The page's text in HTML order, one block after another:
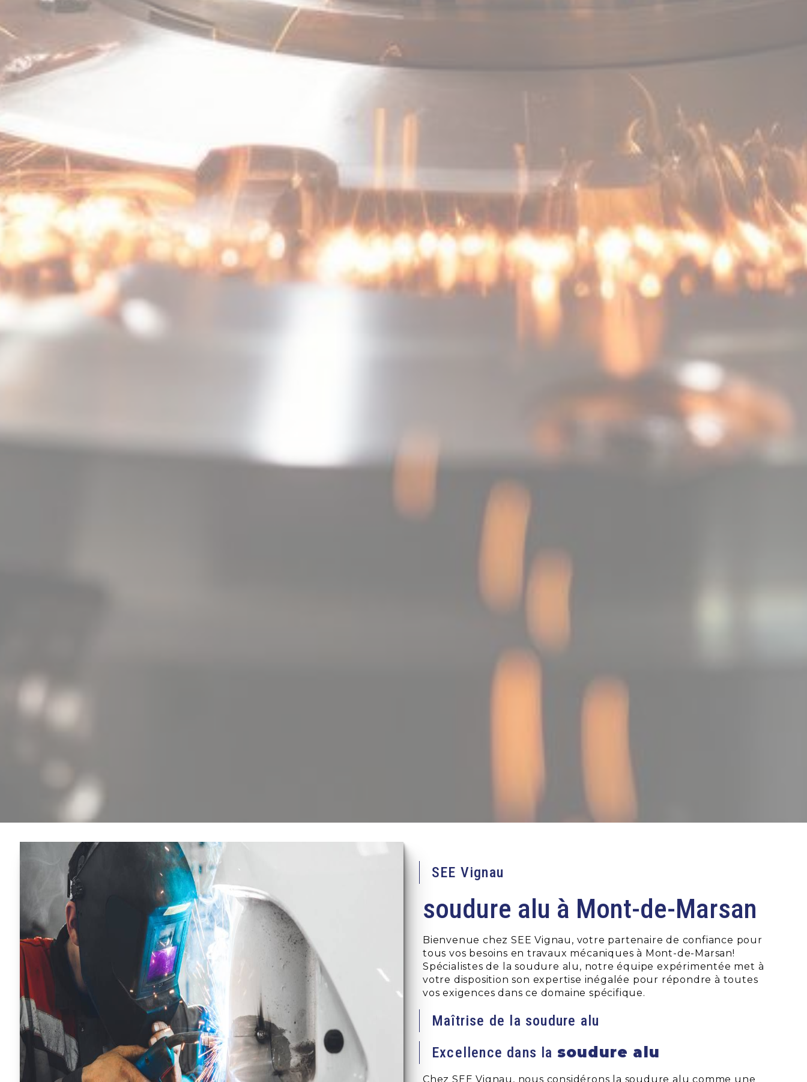
SEE Vignau
soudure alu à Mont-de-Marsan
Bienvenue chez SEE Vignau, votre partenaire de confiance pour
tous vos besoins en travaux mécaniques à Mont-de-Marsan!
Spécialistes de la soudure alu, notre équipe expérimentée met à
votre disposition son expertise inégalée pour répondre à toutes
vos exigences dans ce domaine spécifique.
Maîtrise de la soudure alu
Excellence dans la soudure alu
Chez SEE Vignau, nous considérons la soudure alu comme une